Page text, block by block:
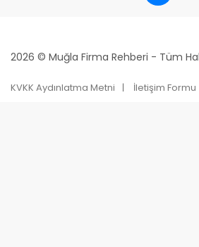
2026 © Muğla Firma Rehberi - Tüm
KVKK Aydınlatma Metni İletişim Formu